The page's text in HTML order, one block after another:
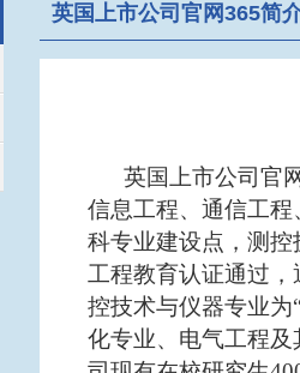
英国上市公司官网365简
英国上市公司官
信息工程、通信工
科专业建设点，测
工程教育认证通过
控技术与仪器专业为
化专业、电气工程及